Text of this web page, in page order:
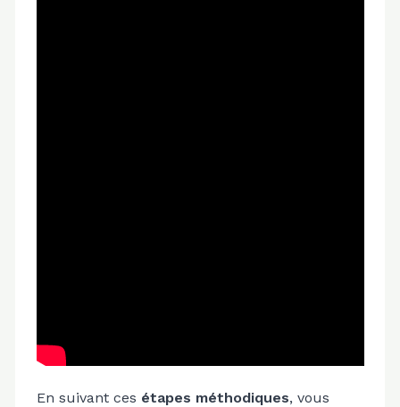
En suivant ces étapes méthodiques, vous